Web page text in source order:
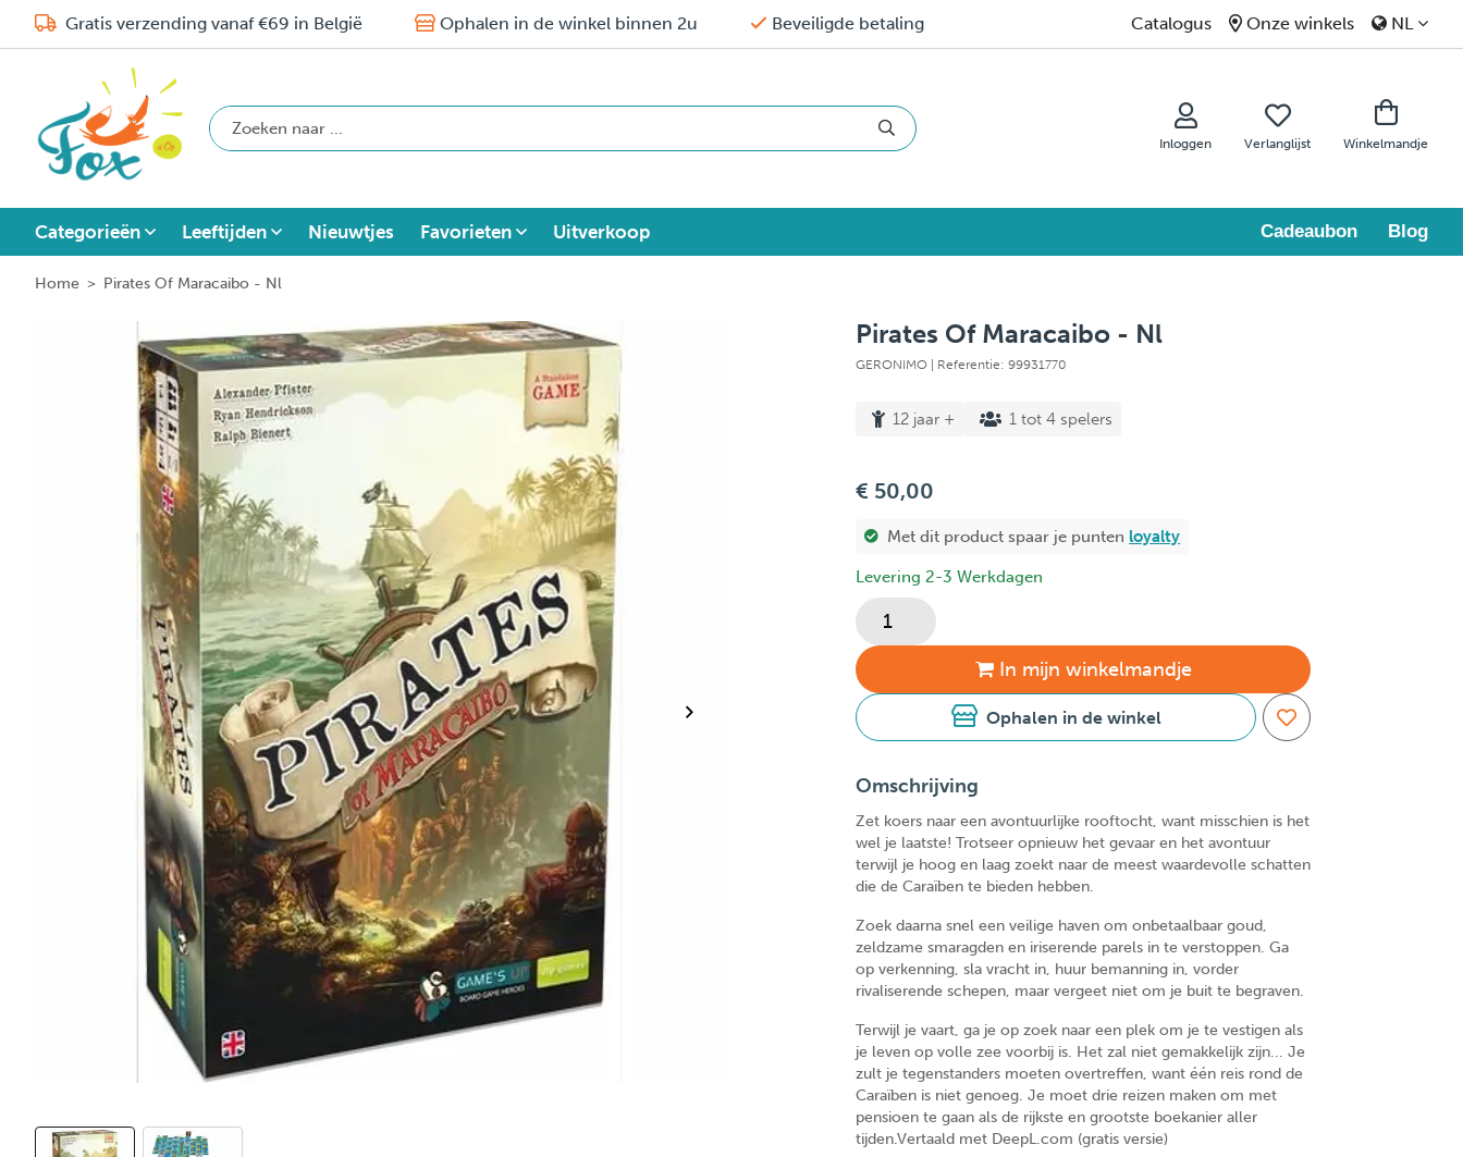
Gratis verzending vanaf €69 in België Ophalen in de winkel binnen 2u Beveiligde betaling Catalogus Onze winkels NL
Inloggen Verlanglijst Winkelmandje
Categorieën Leeftijden Nieuwtjes Favorieten Uitverkoop Cadeaubon Blog
Home > Pirates Of Maracaibo - Nl
Pirates Of Maracaibo - Nl
GERONIMO | Referentie: 99931770
12 jaar + 1 tot 4 spelers
€ 50,00
Met dit product spaar je punten loyalty
Levering 2-3 Werkdagen
In mijn winkelmandje
Ophalen in de winkel
Omschrijving
Zet koers naar een avontuurlijke rooftocht, want misschien is het
wel je laatste! Trotseer opnieuw het gevaar en het avontuur
terwijl je hoog en laag zoekt naar de meest waardevolle schatten
die de Caraïben te bieden hebben.
Zoek daarna snel een veilige haven om onbetaalbaar goud,
zeldzame smaragden en iriserende parels in te verstoppen. Ga
op verkenning, sla vracht in, huur bemanning in, vorder
rivaliserende schepen, maar vergeet niet om je buit te begraven.
Terwijl je vaart, ga je op zoek naar een plek om je te vestigen als
je leven op volle zee voorbij is. Het zal niet gemakkelijk zijn... Je
zult je tegenstanders moeten overtreffen, want één reis rond de
Caraïben is niet genoeg. Je moet drie reizen maken om met
pensioen te gaan als de rijkste en grootste boekanier aller
tijden.Vertaald met DeepL.com (gratis versie)